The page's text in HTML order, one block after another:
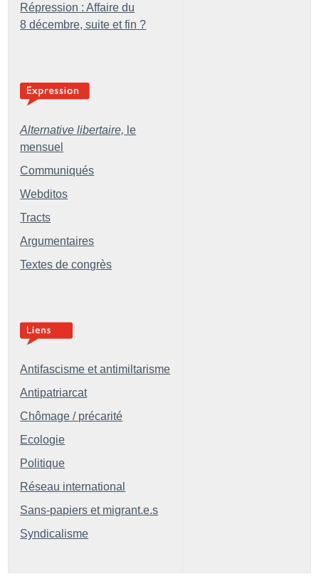
Répression : Affaire du
8 décembre, suite et fin ?
Alternative libertaire, le
mensuel
Communiqués
Webditos
Tracts
Argumentaires
Textes de congrès
Antifascisme et antimiltarisme
Antipatriarcat
Chômage / précarité
Ecologie
Politique
Réseau international
Sans-papiers et migrant.e.s
Syndicalisme